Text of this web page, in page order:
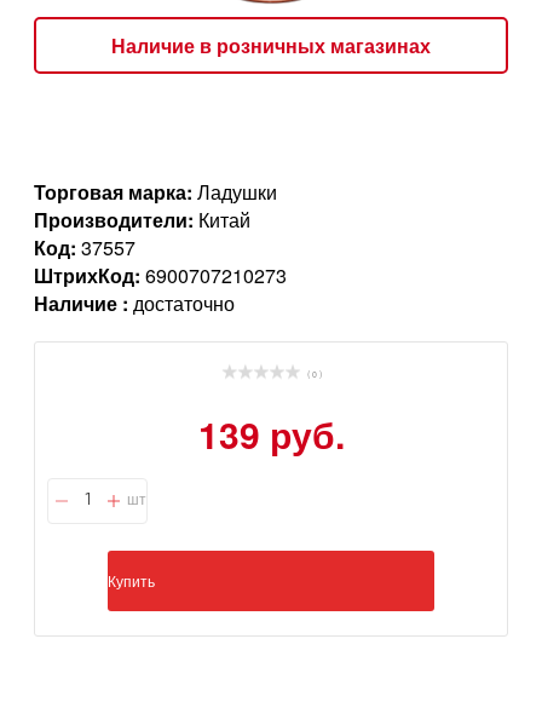
Наличие в розничных магазинах
Торговая марка: Ладушки
Производители: Китай
Код: 37557
ШтрихКод: 6900707210273
Наличие : достаточно
( 0 )
139 руб.
шт
Купить